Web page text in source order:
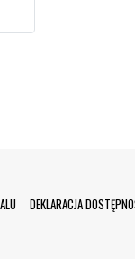
DEKLARACJA